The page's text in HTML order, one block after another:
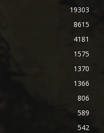
19303
8615
4181
1575
1370
1366
806
589
542